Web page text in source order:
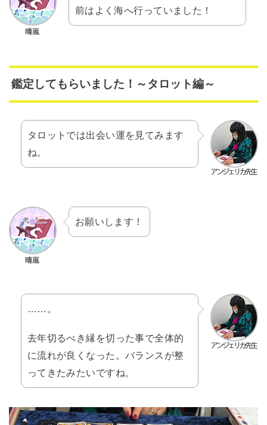
前はよく海へ行っていました！
鑑定してもらいました！～タロット編～
タロットでは出会い運を見てみます
ね。
お願いします！
去年切るべき縁を切った事で全体的
に流れが良くなった。バランスが整
ってきたみたいですね。